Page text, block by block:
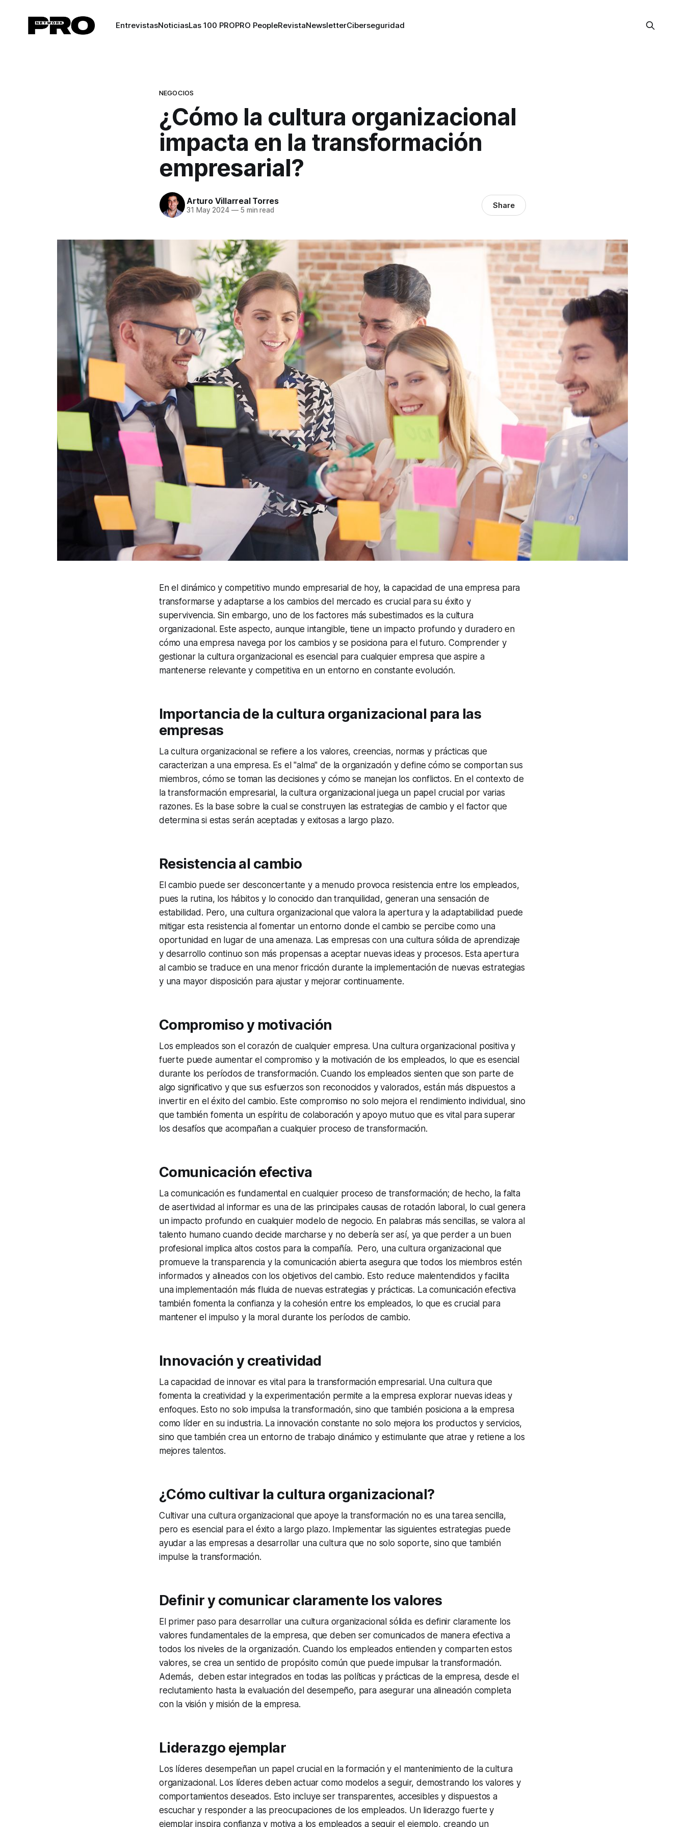
EntrevistasNoticiasLas 100 PROPRO PeopleRevistaNewsletterCiberseguridad
NEGOCIOS
¿Cómo la cultura organizacional
impacta en la transformación
empresarial?
Arturo Villarreal Torres
31 May 2024 —5 min read Share
En el dinámico y competitivo mundo empresarial de hoy, la capacidad de una empresa para
transformarse y adaptarse a los cambios del mercado es crucial para su éxito y
supervivencia. Sin embargo, uno de los factores más subestimados es la cultura
organizacional. Este aspecto, aunque intangible, tiene un impacto profundo y duradero en
cómo una empresa navega por los cambios y se posiciona para el futuro. Comprender y
gestionar la cultura organizacional es esencial para cualquier empresa que aspire a
mantenerse relevante y competitiva en un entorno en constante evolución.
Importancia de la cultura organizacional para las
empresas
La cultura organizacional se refiere a los valores, creencias, normas y prácticas que
caracterizan a una empresa. Es el "alma" de la organización y define cómo se comportan sus
miembros, cómo se toman las decisiones y cómo se manejan los conflictos. En el contexto de
la transformación empresarial, la cultura organizacional juega un papel crucial por varias
razones. Es la base sobre la cual se construyen las estrategias de cambio y el factor que
determina si estas serán aceptadas y exitosas a largo plazo.
Resistencia al cambio
El cambio puede ser desconcertante y a menudo provoca resistencia entre los empleados,
pues la rutina, los hábitos y lo conocido dan tranquilidad, generan una sensación de
estabilidad. Pero, una cultura organizacional que valora la apertura y la adaptabilidad puede
mitigar esta resistencia al fomentar un entorno donde el cambio se percibe como una
oportunidad en lugar de una amenaza. Las empresas con una cultura sólida de aprendizaje
y desarrollo continuo son más propensas a aceptar nuevas ideas y procesos. Esta apertura
al cambio se traduce en una menor fricción durante la implementación de nuevas estrategias
y una mayor disposición para ajustar y mejorar continuamente.
Compromiso y motivación
Los empleados son el corazón de cualquier empresa. Una cultura organizacional positiva y
fuerte puede aumentar el compromiso y la motivación de los empleados, lo que es esencial
durante los períodos de transformación. Cuando los empleados sienten que son parte de
algo significativo y que sus esfuerzos son reconocidos y valorados, están más dispuestos a
invertir en el éxito del cambio. Este compromiso no solo mejora el rendimiento individual, sino
que también fomenta un espíritu de colaboración y apoyo mutuo que es vital para superar
los desafíos que acompañan a cualquier proceso de transformación.
Comunicación efectiva
La comunicación es fundamental en cualquier proceso de transformación; de hecho, la falta
de asertividad al informar es una de las principales causas de rotación laboral, lo cual genera
un impacto profundo en cualquier modelo de negocio. En palabras más sencillas, se valora al
talento humano cuando decide marcharse y no debería ser así, ya que perder a un buen
profesional implica altos costos para la compañía. Pero, una cultura organizacional que
promueve la transparencia y la comunicación abierta asegura que todos los miembros estén
informados y alineados con los objetivos del cambio. Esto reduce malentendidos y facilita
una implementación más fluida de nuevas estrategias y prácticas. La comunicación efectiva
también fomenta la confianza y la cohesión entre los empleados, lo que es crucial para
mantener el impulso y la moral durante los períodos de cambio.
Innovación y creatividad
La capacidad de innovar es vital para la transformación empresarial. Una cultura que
fomenta la creatividad y la experimentación permite a la empresa explorar nuevas ideas y
enfoques. Esto no solo impulsa la transformación, sino que también posiciona a la empresa
como líder en su industria. La innovación constante no solo mejora los productos y servicios,
sino que también crea un entorno de trabajo dinámico y estimulante que atrae y retiene a los
mejores talentos.
¿Cómo cultivar la cultura organizacional?
Cultivar una cultura organizacional que apoye la transformación no es una tarea sencilla,
pero es esencial para el éxito a largo plazo. Implementar las siguientes estrategias puede
ayudar a las empresas a desarrollar una cultura que no solo soporte, sino que también
impulse la transformación.
Definir y comunicar claramente los valores
El primer paso para desarrollar una cultura organizacional sólida es definir claramente los
valores fundamentales de la empresa, que deben ser comunicados de manera efectiva a
todos los niveles de la organización. Cuando los empleados entienden y comparten estos
valores, se crea un sentido de propósito común que puede impulsar la transformación.
Además, deben estar integrados en todas las políticas y prácticas de la empresa, desde el
reclutamiento hasta la evaluación del desempeño, para asegurar una alineación completa
con la visión y misión de la empresa.
Liderazgo ejemplar
Los líderes desempeñan un papel crucial en la formación y el mantenimiento de la cultura
organizacional. Los líderes deben actuar como modelos a seguir, demostrando los valores y
comportamientos deseados. Esto incluye ser transparentes, accesibles y dispuestos a
escuchar y responder a las preocupaciones de los empleados. Un liderazgo fuerte y
ejemplar inspira confianza y motiva a los empleados a seguir el ejemplo, creando un